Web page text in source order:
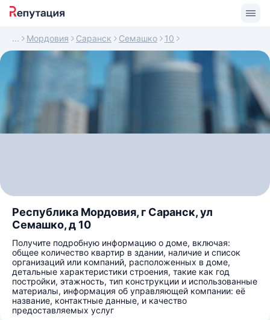
Мордовия Саранск Семашко 10
Республика Мордовия, г Саранск, ул
Семашко, д 10
Получите подробную информацию о доме, включая:
общее количество квартир в здании, наличие и список
организаций или компаний, расположенных в доме,
детальные характеристики строения, такие как год
постройки, этажность, тип конструкции и использованные
материалы, информация об управляющей компании: её
название, контактные данные, и качество
предоставляемых услуг